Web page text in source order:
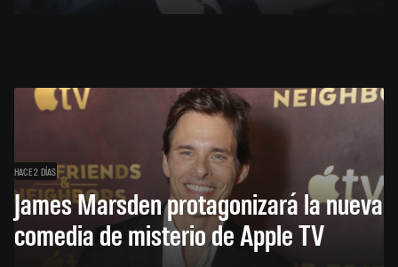
HACE 2 DÍAS
James Marsden protagonizará la nueva
comedia de misterio de Apple TV